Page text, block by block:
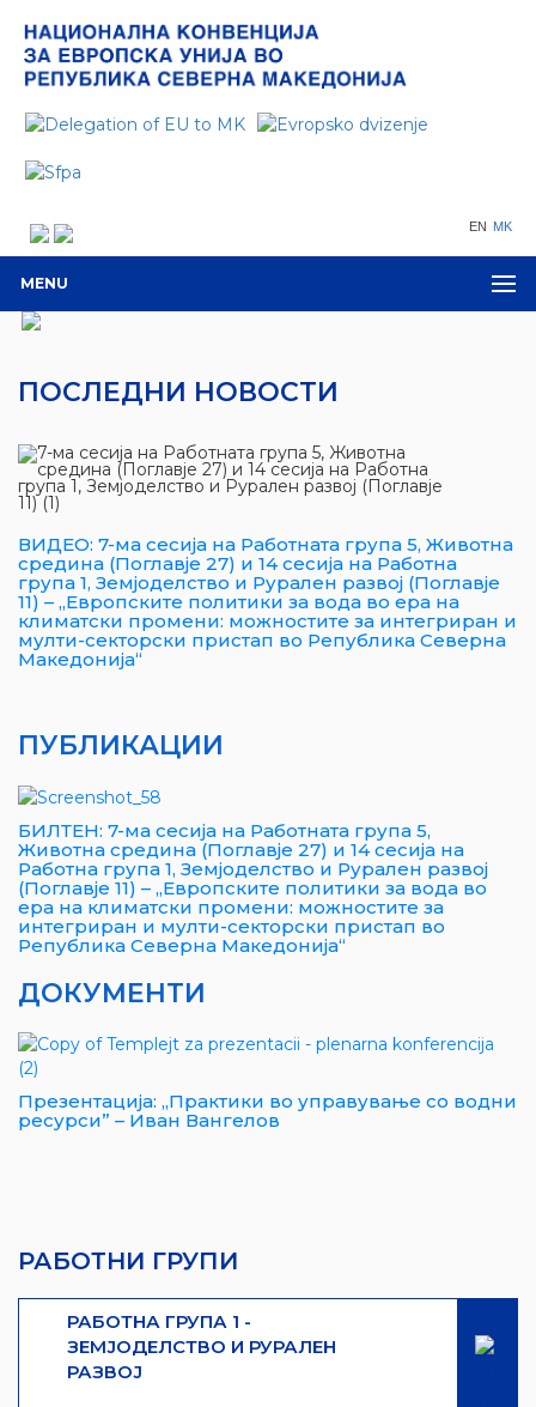
EN MK
MENU
ПОСЛЕДНИ НОВОСТИ
ВИДЕО: 7-ма сесија на Работната група 5, Животна
средина (Поглавје 27) и 14 сесија на Работна
група 1, Земјоделство и Рурален развој (Поглавје
11) – „Европските политики за вода во ера на
климатски промени: можностите за интегриран и
мулти-секторски пристап во Република Северна
Македонија“
ПУБЛИКАЦИИ
БИЛТЕН: 7-ма сесија на Работната група 5,
Животна средина (Поглавје 27) и 14 сесија на
Работна група 1, Земјоделство и Рурален развој
(Поглавје 11) – „Европските политики за вода во
ера на климатски промени: можностите за
интегриран и мулти-секторски пристап во
Република Северна Македонија“
ДОКУМЕНТИ
Презентација: „Практики во управување со водни
ресурси” – Иван Вангелов
РАБОТНИ ГРУПИ
РАБОТНА ГРУПА 1 -
ЗЕМЈОДЕЛСТВО И РУРАЛЕН
РАЗВОЈ